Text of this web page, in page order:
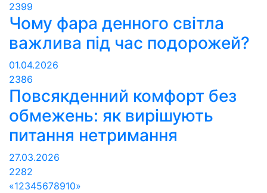
2399
Чому фара денного світла
важлива під час подорожей?
01.04.2026
2386
Повсякденний комфорт без
обмежень: як вирішують
питання нетримання
27.03.2026
2282
«12345678910»